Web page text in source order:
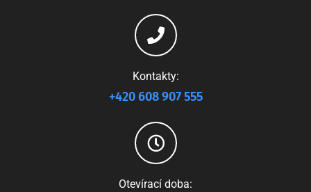
Kontakty:
+420 608 907 555
Otevírací doba: